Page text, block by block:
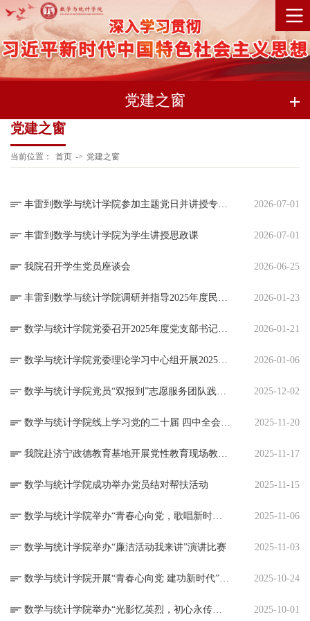
党建之窗
党建之窗
当前位置： 首页 -> 党建之窗
2026-07-01
丰雷到数学与统计学院为学生讲授思政课 2026-07-01
我院召开学生党员座谈会 2026-06-25
2026-01-23
2026-01-21
2026-01-06
2025-12-02
2025-11-20
2025-11-17
数学与统计学院成功举办党员结对帮扶活动 2025-11-15
2025-11-06
数学与统计学院举办“廉洁活动我来讲”演讲比赛 2025-11-03
2025-10-24
2025-10-01